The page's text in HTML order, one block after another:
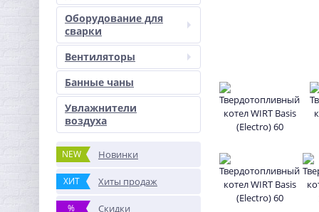
Оборудование для
сварки
Вентиляторы
Банные чаны
Увлажнители
воздуха
NEW Новинки
ХИТ Хиты продаж
% Скидки